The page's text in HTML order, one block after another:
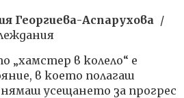
Георгиева-Аспарухова /
„хамстер в колело“ е
в което полагаш
усещането за прогрес